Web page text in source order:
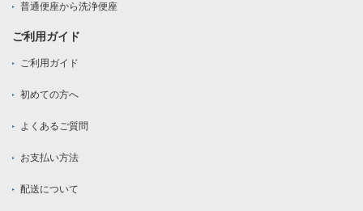
普通便座から洗浄便座
ご利用ガイド
ご利用ガイド
初めての方へ
よくあるご質問
お支払い方法
配送について